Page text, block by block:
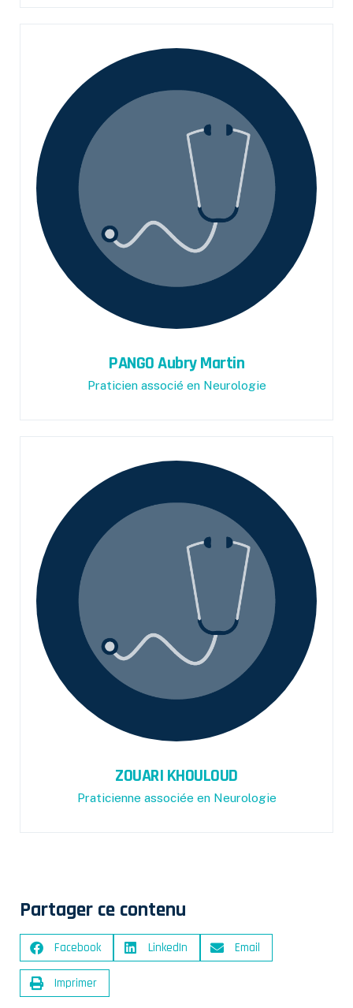
PANGO Aubry Martin
Praticien associé en Neurologie
ZOUARI KHOULOUD
Praticienne associée en Neurologie
Partager ce contenu
Facebook LinkedIn Email
Imprimer